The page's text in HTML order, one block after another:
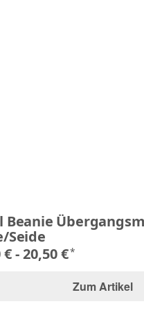
Beanie
Seide
€ -20,50 €*
Zum Artikel